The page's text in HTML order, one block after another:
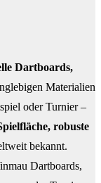
Dartboards,
Materialien
oder Turnier –
robuste
bekannt.
Dartboards,